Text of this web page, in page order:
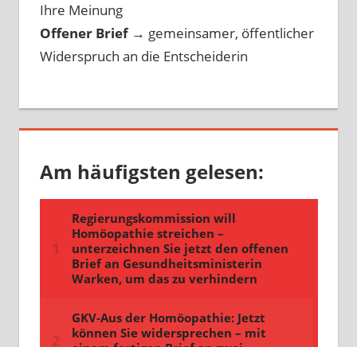
Ihre Meinung
Offener Brief → gemeinsamer, öffentlicher
Widerspruch an die Entscheiderin
Am häufigsten gelesen: